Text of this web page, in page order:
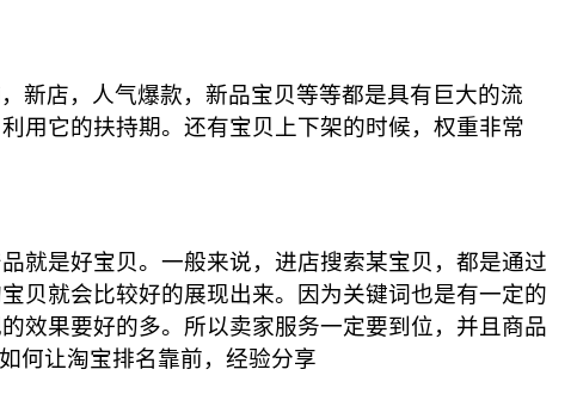
店，人气爆款，新品宝贝等等都是具有巨大的流
用它的扶持期。还有宝贝上下架的时候，权重非常
是好宝贝。一般来说，进店搜索某宝贝，都是通过
贝就会比较好的展现出来。因为关键词也是有一定的
效果要好的多。所以卖家服务一定要到位，并且商品